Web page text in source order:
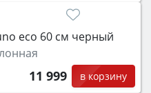
eco 60 см черный
11 999 в корзину